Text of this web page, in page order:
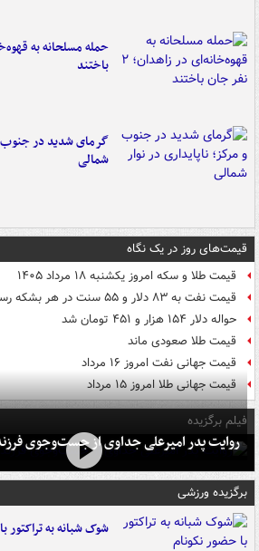
باختند
گرمای شدید در جنوب و
شمالی
قیمت‌های روز در یک نگاه
قیمت طلا و سکه امروز یکشنبه ۱۸ مرداد ۱۴۰۵
قیمت نفت به ۸۳ دلار و ۵۵ سنت در هر بشکه رسید
حواله دلار ۱۵۴ هزار و ۴۵۱ تومان شد
قیمت طلا صعودی ماند
قیمت جهانی نفت امروز ۱۶ مرداد
قیمت جهانی طلا امروز ۱۵ مرداد
فیلم برگزیده
روایت پدر امیرعلی جداوی از جست‌وجوی
برگزیده ورزشی
شوک شبانه به تراکتور